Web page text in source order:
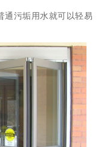
通污垢用水就可以轻易